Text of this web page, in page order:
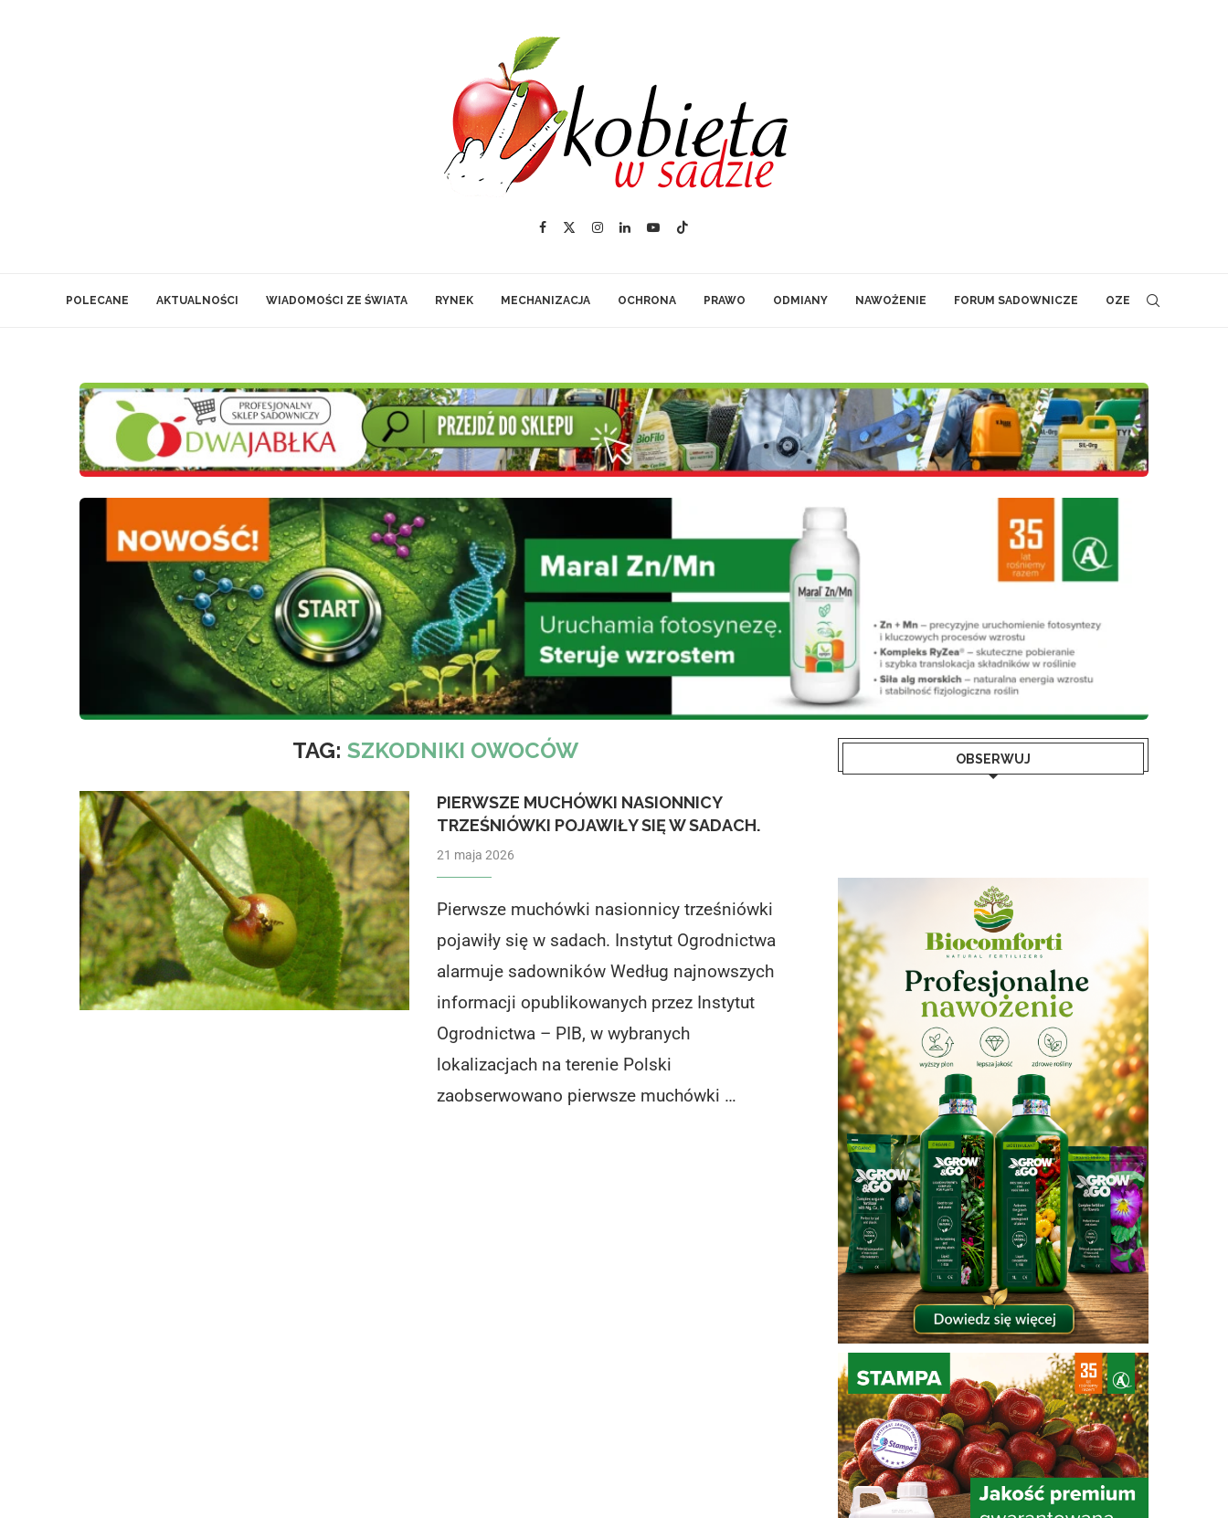
POLECANE AKTUALNOŚCI WIADOMOŚCI ZE ŚWIATA RYNEK MECHANIZACJA OCHRONA PRAWO ODMIANY NAWOŻENIE FORUM SADOWNICZE OZE
TAG:SZKODNIKI OWOCÓW
PIERWSZE MUCHÓWKI NASIONNICY
TRZEŚNIÓWKI POJAWIŁY SIĘ W SADACH.
21 maja 2026
Pierwsze muchówki nasionnicy trześniówki
pojawiły się w sadach. Instytut Ogrodnictwa
alarmuje sadowników Według najnowszych
informacji opublikowanych przez Instytut
Ogrodnictwa – PIB, w wybranych
lokalizacjach na terenie Polski
zaobserwowano pierwsze muchówki …
OBSERWUJ